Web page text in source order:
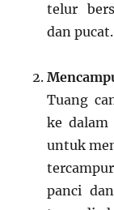
telur
dan pucat.
Tuang
ke
untuk
panci